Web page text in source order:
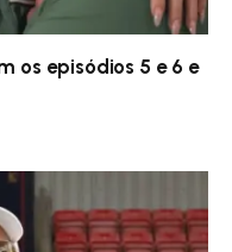
os episódios 5 e 6 e